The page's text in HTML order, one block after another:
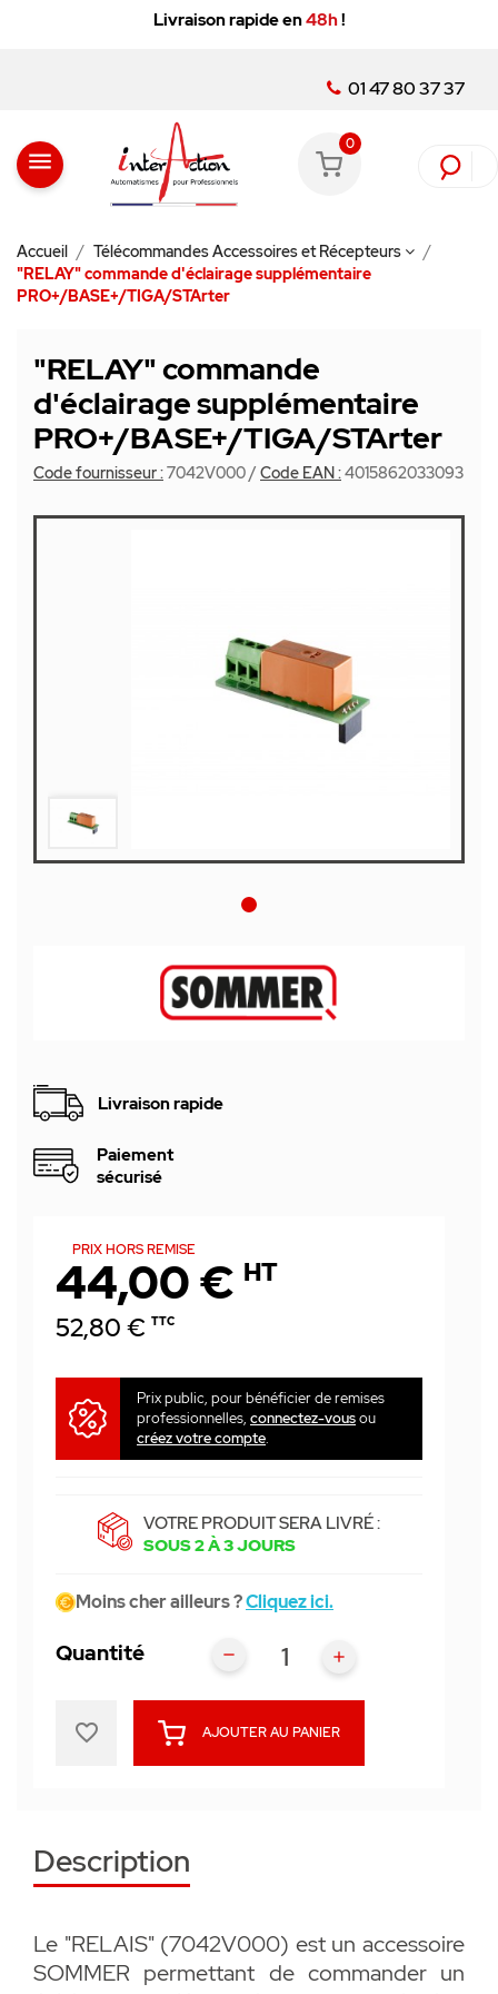
Livraison rapide en48h!
01 47 80 37 37
menu
0
Accueil
Télécommandes Accessoires et Récepteurs
"RELAY" commande d'éclairage supplémentaire
PRO+/BASE+/TIGA/STArter
"RELAY" commande
d'éclairage supplémentaire
PRO+/BASE+/TIGA/STArter
Code fournisseur :7042V000/ Code EAN :4015862033093
Livraison rapide
Paiement
sécurisé
PRIX HORS REMISE
44,00 € HT
52,80 € TTC
Prix public, pour bénéficier de remises
professionnelles, connectez-vousou
créez votre compte.
VOTRE PRODUIT SERA LIVRÉ :
SOUS 2 À 3 JOURS
Moins cher ailleurs ?Cliquez ici.
Quantité
AJOUTER AU PANIER
favorite_border
Description
Le "RELAIS" (7042V000) est un accessoire
SOMMER permettant de commander un